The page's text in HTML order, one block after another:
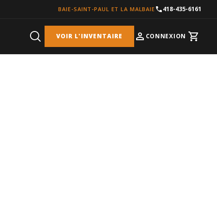
BAIE-SAINT-PAUL ET LA MALBAIE 418-435-6161
VOIR L'INVENTAIRE CONNEXION Cart